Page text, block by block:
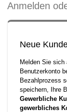
Anmelden
Neue
Melden Sie sich
Benutzerkonto
Bezahlprozess
speichern, Ihre
Gewerbliche
gewerbliches